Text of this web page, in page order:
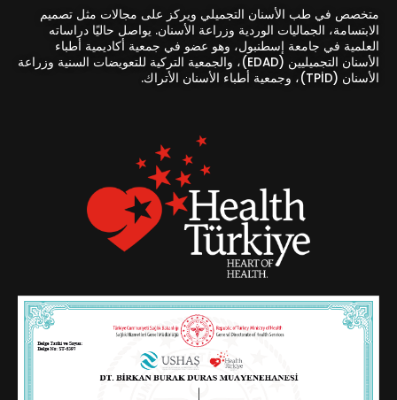
متخصص في طب الأسنان التجميلي ويركز على مجالات مثل تصميم
الابتسامة، الجماليات الوردية وزراعة الأسنان. يواصل حاليًا دراساته
العلمية في جامعة إسطنبول، وهو عضو في جمعية أكاديمية أطباء
الأسنان التجميليين (EDAD)، والجمعية التركية للتعويضات السنية وزراعة
الأسنان (TPİD)، وجمعية أطباء الأسنان الأتراك.